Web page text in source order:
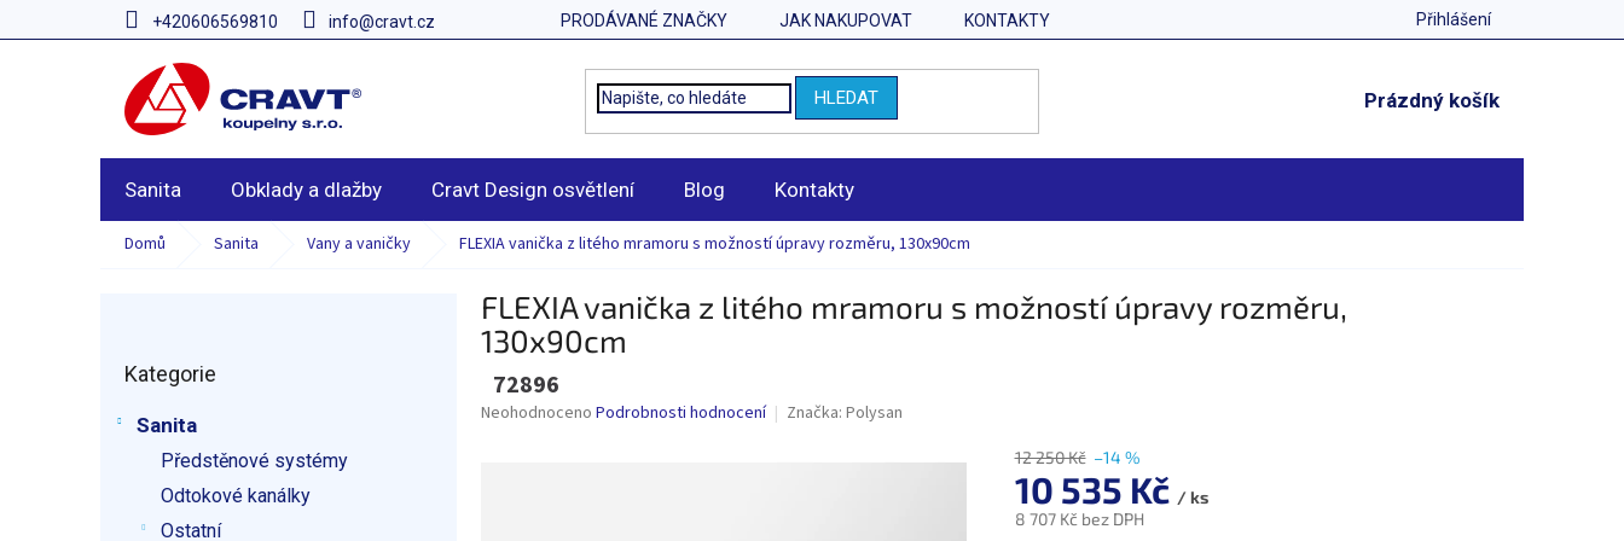
na
+420606569810 info@cravt.cz PRODÁVANÉ ZNAČKY JAK NAKUPOVAT KONTAKTY Přihlášení
HLEDAT
NÁKUPNÍ
Prázdný košík
Sanita Obklady a dlažby Cravt Design osvětlení Blog Kontakty
Domů Sanita Vany a vaničky FLEXIA vanička z litého mramoru s možností úpravy rozměru, 130x90cm
kategorie
Kategorie
Sanita
Předstěnové systémy
Odtokové kanálky
Ostatní
FLEXIA vanička z litého mramoru s možností úpravy rozměru,
130x90cm
72896
Průměrné
Neohodnoceno Podrobnosti hodnocení Značka: Polysan
12 250 Kč –14 %
10 535 Kč / ks
8 707 Kč bez DPH